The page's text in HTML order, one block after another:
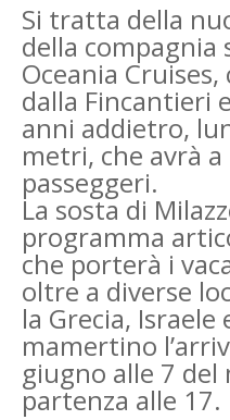
Si tratta della
della
Oceania
dalla Fincantieri
anni addietro,
metri, che avrà
passeggeri.
La sosta di
programma
che porterà i
oltre a diverse
la Grecia,
mamertino
giugno alle 7
partenza alle 17.